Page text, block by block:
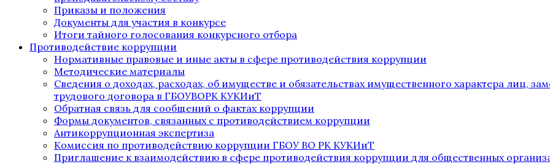
Приказы и положения
Документы для участия в конкурсе
Итоги тайного голосования конкурсного отбора
Противодействие коррупции
Нормативные правовые и иные акты в сфере противодействия коррупции
Методические материалы
Сведения о доходах, расходах, об имуществе и обязательствах имущественного характера лиц,
трудового договора в ГБОУВОРК КУКИиТ
Обратная связь для сообщений о фактах коррупции
Формы документов, связанных с противодействием коррупции
Антикоррупционная экспертиза
Комиссия по противодействию коррупции ГБОУ ВО РК КУКИиТ
Приглашение к взаимодействию в сфере противодействия коррупции для общественных